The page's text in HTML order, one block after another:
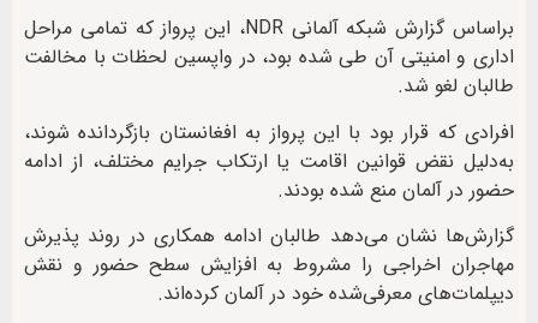
براساس گزارش شبکه آلمانی NDR، این پرواز که تمامی مراحل
اداری و امنیتی آن طی شده بود، در واپسین لحظات با مخالفت
طالبان لغو شد.
افرادی که قرار بود با این پرواز به افغانستان بازگردانده شوند،
به‌دلیل نقض قوانین اقامت یا ارتکاب جرایم مختلف، از ادامه
حضور در آلمان منع شده بودند.
گزارش‌ها نشان می‌دهد طالبان ادامه همکاری در روند پذیرش
مهاجران اخراجی را مشروط به افزایش سطح حضور و نقش
دیپلمات‌های معرفی‌شده خود در آلمان کرده‌اند.